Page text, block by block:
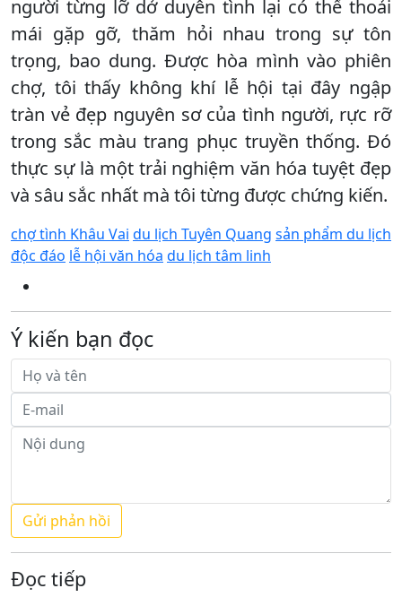
người từng lỡ dở duyên tình lại có thể thoải
mái gặp gỡ, thăm hỏi nhau trong sự tôn
trọng, bao dung. Được hòa mình vào phiên
chợ, tôi thấy không khí lễ hội tại đây ngập
tràn vẻ đẹp nguyên sơ của tình người, rực rỡ
trong sắc màu trang phục truyền thống. Đó
thực sự là một trải nghiệm văn hóa tuyệt đẹp
và sâu sắc nhất mà tôi từng được chứng kiến.
chợ tình Khâu Vai du lịch Tuyên Quang sản phẩm du lịch
độc đáo lễ hội văn hóa du lịch tâm linh
Ý kiến bạn đọc
Đọc tiếp